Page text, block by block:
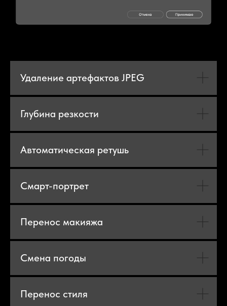
Удаление артефактов JPEG
Глубина резкости
Автоматическая ретушь
Смарт-портрет
Перенос макияжа
Смена погоды
Перенос стиля